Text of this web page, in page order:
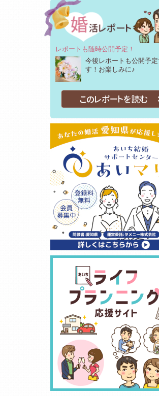
レポートも随時公開予定！
今後レポートも公開予
す！お楽しみに♪
このレポートを読む